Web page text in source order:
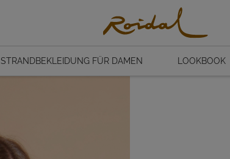
STRANDBEKLEIDUNG FÜR DAMEN LOOKBOOK